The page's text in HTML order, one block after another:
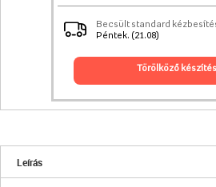
Becsült standard
Péntek. (21.08)
törölköző
Leírás